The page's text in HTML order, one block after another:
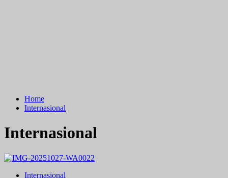
Home
Internasional
Internasional
Internasional